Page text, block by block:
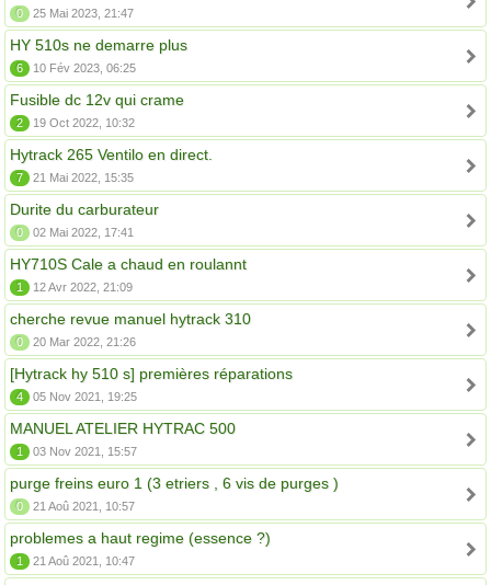
0 25 Mai 2023, 21:47
HY 510s ne demarre plus
6 10 Fév 2023, 06:25
Fusible dc 12v qui crame
2 19 Oct 2022, 10:32
Hytrack 265 Ventilo en direct.
7 21 Mai 2022, 15:35
Durite du carburateur
0 02 Mai 2022, 17:41
HY710S Cale a chaud en roulannt
1 12 Avr 2022, 21:09
cherche revue manuel hytrack 310
0 20 Mar 2022, 21:26
[Hytrack hy 510 s] premières réparations
4 05 Nov 2021, 19:25
MANUEL ATELIER HYTRAC 500
1 03 Nov 2021, 15:57
purge freins euro 1 (3 etriers , 6 vis de purges )
0 21 Aoû 2021, 10:57
problemes a haut regime (essence ?)
1 21 Aoû 2021, 10:47